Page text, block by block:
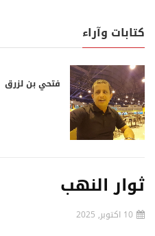
كتابات وآراء
فتحي بن لزرق
ثوار النهب
10 اكتوبر, 2025